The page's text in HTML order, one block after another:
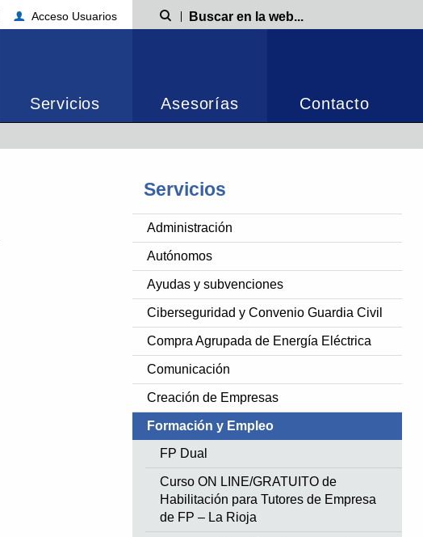
Acceso Usuarios Búsqueda
Servicios Asesorías Contacto
Servicios
Administración
Autónomos
Ayudas y subvenciones
Ciberseguridad y Convenio Guardia Civil
Compra Agrupada de Energía Eléctrica
Comunicación
Creación de Empresas
Formación y Empleo
FP Dual
Curso ON LINE/GRATUITO de
Habilitación para Tutores de Empresa
de FP – La Rioja